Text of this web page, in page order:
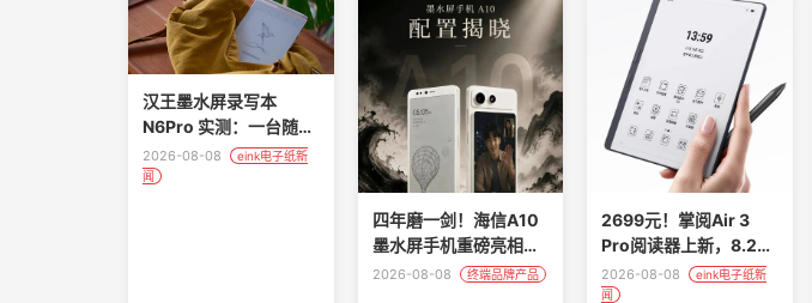
汉王墨水屏录写本
N6Pro 实测：一台随身
可用的全能 AI 数字文
具！
2026-08-08
eink电子纸新
闻
四年磨一剑！海信A10
墨水屏手机重磅亮相，
护眼续航直接封神
2026-08-08 终端品牌产品
2699元！掌阅Air 3
Pro阅读器上新，8.2英
寸
2026-08-08
eink电子纸新
闻